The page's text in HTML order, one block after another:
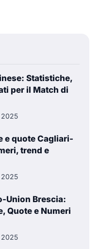
Statistiche,
per il Match di
2025
e quote Cagliari-
trend e
2025
Union Brescia:
Quote e Numeri
2025